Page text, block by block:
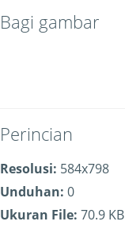
Bagi gambar
Perincian
Resolusi: 584x798
Unduhan: 0
Ukuran File: 70.9 KB